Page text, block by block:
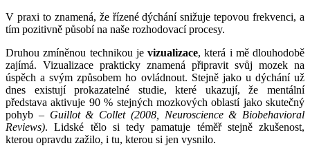
V praxi to znamená, že řízené dýchání snižuje tepovou frekvenci, a
tím pozitivně působí na naše rozhodovací procesy.
Druhou zmíněnou technikou je vizualizace, která i mě dlouhodobě
zajímá. Vizualizace prakticky znamená připravit svůj mozek na
úspěch a svým způsobem ho ovládnout. Stejně jako u dýchání už
dnes existují prokazatelné studie, které ukazují, že mentální
představa aktivuje 90 % stejných mozkových oblastí jako skutečný
pohyb – Guillot & Collet (2008, Neuroscience & Biobehavioral
Reviews). Lidské tělo si tedy pamatuje téměř stejně zkušenost,
kterou opravdu zažilo, i tu, kterou si jen vysnilo.